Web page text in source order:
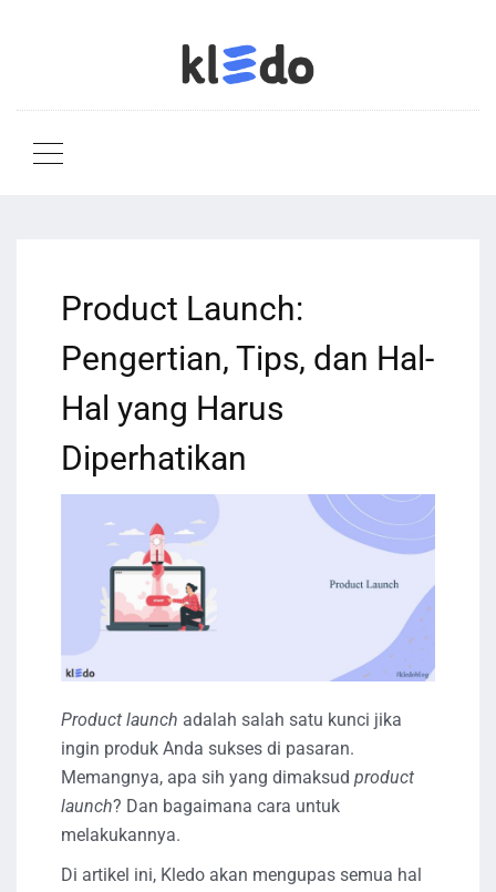
Product Launch:
Pengertian, Tips, dan Hal-
Hal yang Harus
Diperhatikan
Product launch adalah salah satu kunci jika
ingin produk Anda sukses di pasaran.
Memangnya, apa sih yang dimaksud product
launch? Dan bagaimana cara untuk
melakukannya.
Di artikel ini, Kledo akan mengupas semua hal